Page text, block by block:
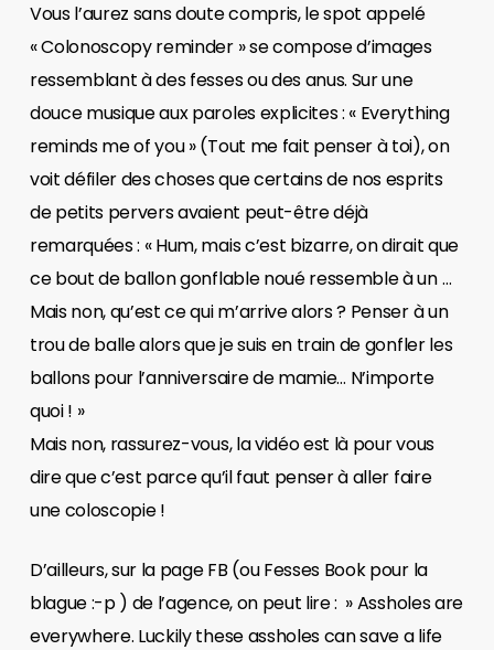
Vous l’aurez sans doute compris, le spot appelé
« Colonoscopy reminder » se compose d’images
ressemblant à des fesses ou des anus. Sur une
douce musique aux paroles explicites : « Everything
reminds me of you » (Tout me fait penser à toi), on
voit défiler des choses que certains de nos esprits
de petits pervers avaient peut-être déjà
remarquées : « Hum, mais c’est bizarre, on dirait que
ce bout de ballon gonflable noué ressemble à un …
Mais non, qu’est ce qui m’arrive alors ? Penser à un
trou de balle alors que je suis en train de gonfler les
ballons pour l’anniversaire de mamie… N’importe
quoi ! »
Mais non, rassurez-vous, la vidéo est là pour vous
dire que c’est parce qu’il faut penser à aller faire
une coloscopie !
D’ailleurs, sur la page FB (ou Fesses Book pour la
blague :-p ) de l’agence, on peut lire : » Assholes are
everywhere. Luckily these assholes can save a life